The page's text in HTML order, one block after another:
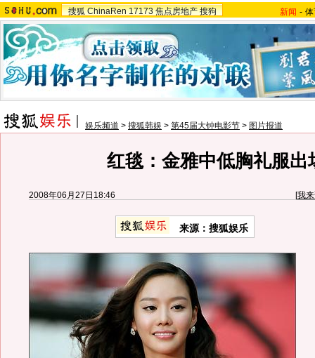
搜狐 ChinaRen 17173 焦点房地产 搜狗 新闻 -
娱乐频道 > 搜狐韩娱 > 第45届大钟电影节 > 图片报道
红毯：金雅中低胸礼服出
2008年06月27日18:46 [我
来源：搜狐娱乐